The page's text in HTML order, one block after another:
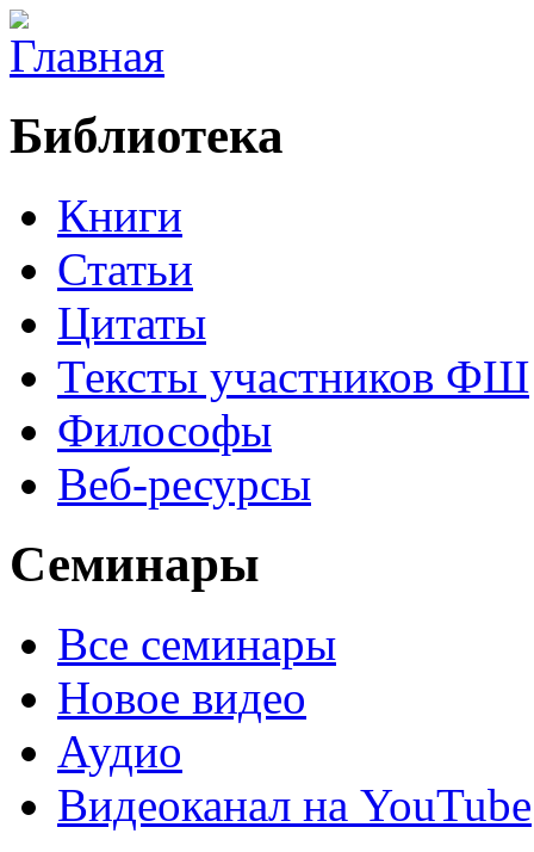
Библиотека
Книги
Статьи
Цитаты
Тексты участников ФШ
Философы
Веб-ресурсы
Семинары
Все семинары
Новое видео
Аудио
Видеоканал на YouTube